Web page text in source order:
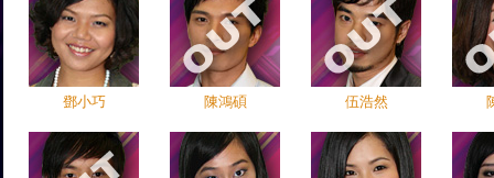
鄧小巧 陳鴻碩 伍浩然